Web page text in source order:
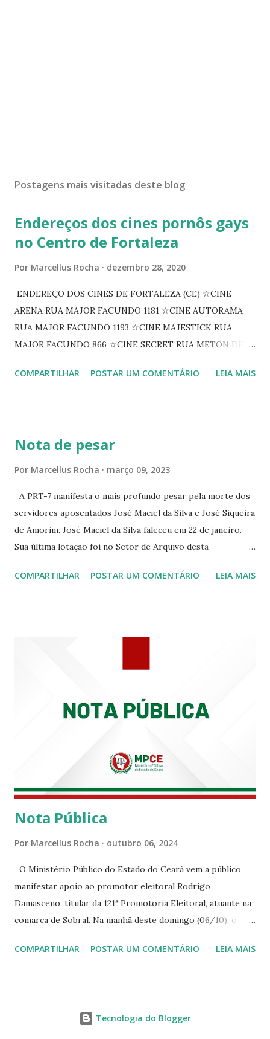
Postagens mais visitadas deste blog
Endereços dos cines pornôs gays
no Centro de Fortaleza
Por Marcellus Rocha dezembro 28, 2020
ENDEREÇO DOS CINES DE FORTALEZA (CE) ☆CINE
ARENA RUA MAJOR FACUNDO 1181 ☆CINE AUTORAMA
RUA MAJOR FACUNDO 1193 ☆CINE MAJESTICK RUA
MAJOR FACUNDO 866 ☆CINE SECRET RUA METON DE
PEIXOTO 1307 ☆CINE IRIS RUA FLORIANO PEIXOTO 1206
☆CINE VIP CLUBE RUA 24 DE MAIO 825 ☆CINE ECLIPSE
COMPARTILHAR POSTAR UM COMENTÁRIO LEIA MAIS
Nota de pesar
Por Marcellus Rocha março 09, 2023
A PRT-7 manifesta o mais profundo pesar pela morte dos
servidores aposentados José Maciel da Silva e José Siqueira
de Amorim. José Maciel da Silva faleceu em 22 de janeiro.
Sua última lotação foi no Setor de Arquivo desta
Siqueira Amorim faleceu em 28 de fevereiro e encerrou a
COMPARTILHAR POSTAR UM COMENTÁRIO LEIA MAIS
Nota Pública
Por Marcellus Rocha outubro 06, 2024
O Ministério Público do Estado do Ceará vem a público
manifestar apoio ao promotor eleitoral Rodrigo
Damasceno, titular da 121ª Promotoria Eleitoral, atuante na
comarca de Sobral. Na manhã deste domingo (06/10), o
integrava um grupo de apoiadores de um candidato a
conduta. Além disso, o referido deputado desrespeitou um
COMPARTILHAR POSTAR UM COMENTÁRIO LEIA MAIS
Tecnologia do Blogger